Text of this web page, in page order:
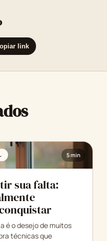
link
5 min
sua falta:
é o desejo de muitos
técnicas que